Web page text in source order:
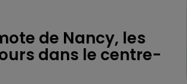
de Nancy, les
dans le centre-